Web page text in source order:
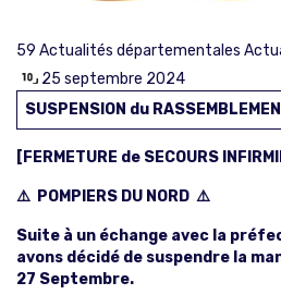
59 Actualités départementales
25 septembre 2024
SUSPENSION du
[FERMETURE de SECOURS
⚠️ POMPIERS DU NORD ⚠️
Suite à un échange avec la
avons décidé de suspendre la
27 Septembre.